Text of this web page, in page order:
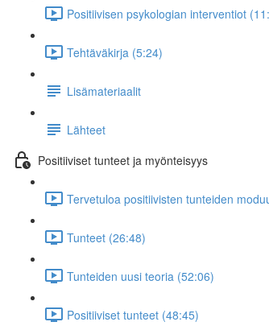
Positiivisen psykologian interventiot
Tehtäväkirja (5:24)
Lisämateriaalit
Lähteet
Positiiviset tunteet ja myönteisyys
Tervetuloa positiivisten tunteiden
Tunteet (26:48)
Tunteiden uusi teoria (52:06)
Positiiviset tunteet (48:45)